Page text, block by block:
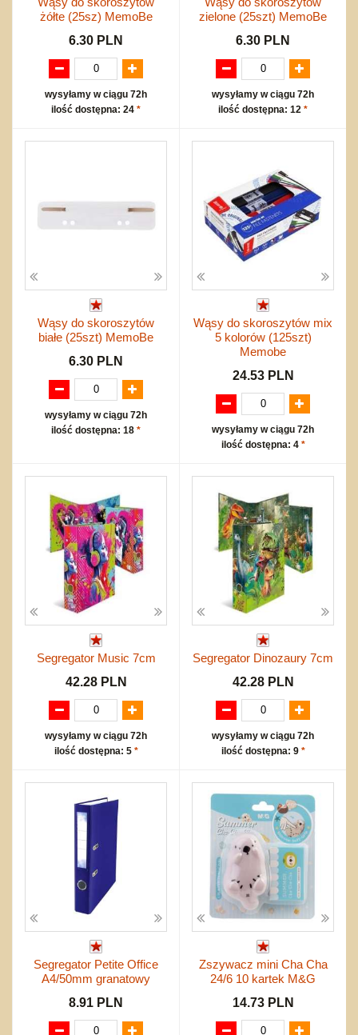
żółte (25sz) MemoBe
6.30 PLN
wysyłamy w ciągu 72h
ilość dostępna: 24 *
zielone (25szt) MemoBe
6.30 PLN
wysyłamy w ciągu 72h
ilość dostępna: 12 *
Wąsy do skoroszytów
białe (25szt) MemoBe
6.30 PLN
wysyłamy w ciągu 72h
ilość dostępna: 18 *
Wąsy do skoroszytów mix
5 kolorów (125szt)
Memobe
24.53 PLN
wysyłamy w ciągu 72h
ilość dostępna: 4 *
Segregator Music 7cm
42.28 PLN
wysyłamy w ciągu 72h
ilość dostępna: 5 *
Segregator Dinozaury 7cm
42.28 PLN
wysyłamy w ciągu 72h
ilość dostępna: 9 *
Segregator Petite Office
A4/50mm granatowy
8.91 PLN
Zszywacz mini Cha Cha
24/6 10 kartek M&G
14.73 PLN